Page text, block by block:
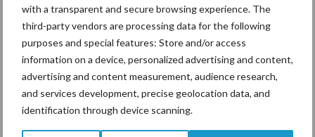
with a transparent and secure browsing experience. The
third-party vendors are processing data for the following
purposes and special features: Store and/or access
information on a device, personalized advertising and content,
advertising and content measurement, audience research,
and services development, precise geolocation data, and
identification through device scanning.
de koe centraal staat en het systeem tot een efficiëntere
bedrijfsvoering leidt voor de veehouder. Dit was voor Van der Lely
en Van den Berg de essentie bij het ontwerpen van de
melkproductieverhogende robot. In vergelijking met
conventionele methoden, kan een boerderij met 120 koeien een
verhoogde melkproductie realiseren van meer dan 1 liter per dag,
zodra de koe tweemaal per dag gemolken wordt met de